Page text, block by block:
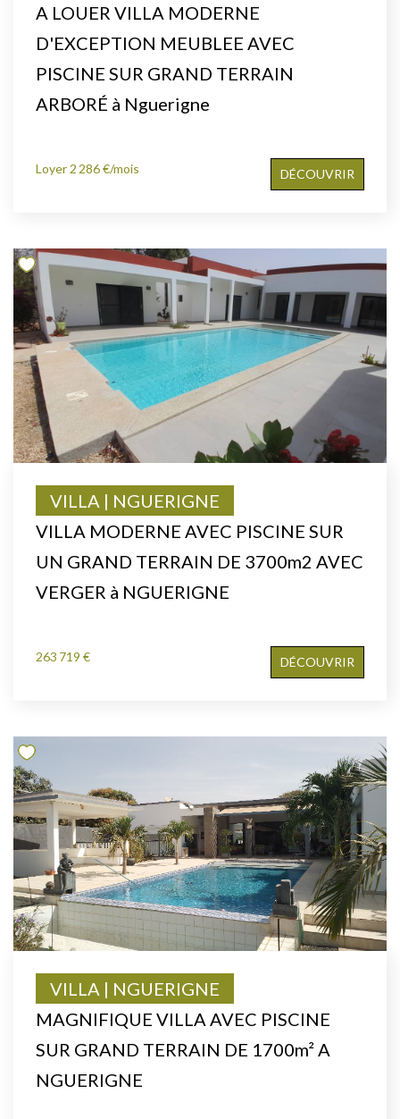
A LOUER VILLA MODERNE
D'EXCEPTION MEUBLEE AVEC
PISCINE SUR GRAND TERRAIN
ARBORÉ à Nguerigne
Loyer 2 286 €/mois DÉCOUVRIR
VILLA MODERNE AVEC PISCINE SUR
UN GRAND TERRAIN DE 3700m2 AVEC
VERGER à NGUERIGNE
VILLA | NGUERIGNE
263 719 € DÉCOUVRIR
MAGNIFIQUE VILLA AVEC PISCINE
SUR GRAND TERRAIN DE 1700m² A
NGUERIGNE
VILLA | NGUERIGNE